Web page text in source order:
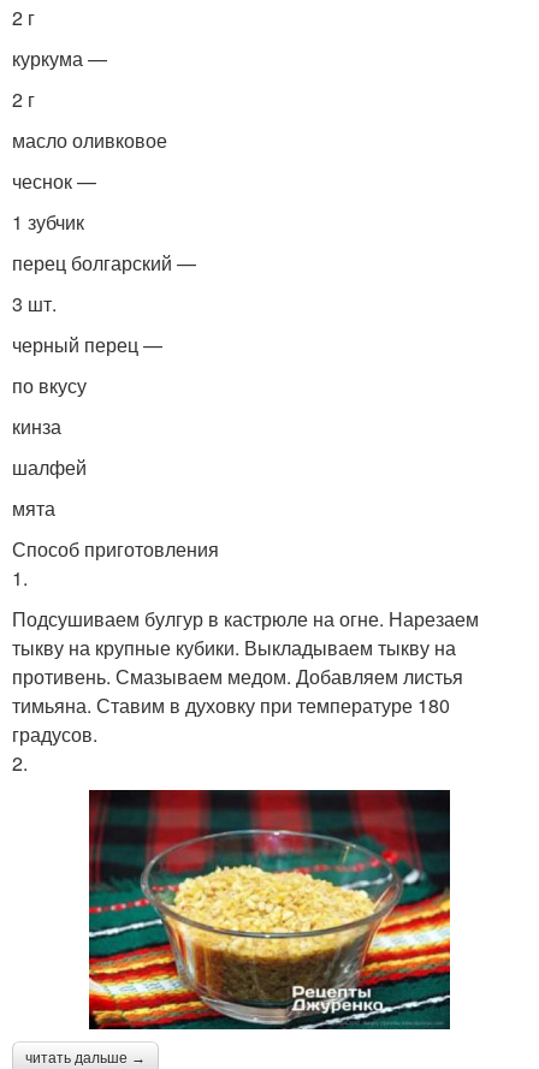
2 г
куркума —
2 г
масло оливковое
чеснок —
1 зубчик
перец болгарский —
3 шт.
черный перец —
по вкусу
кинза
шалфей
мята
Способ приготовления
1.
Подсушиваем булгур в кастрюле на огне. Нарезаем
тыкву на крупные кубики. Выкладываем тыкву на
противень. Смазываем медом. Добавляем листья
тимьяна. Ставим в духовку при температуре 180
градусов.
2.
читать дальше →